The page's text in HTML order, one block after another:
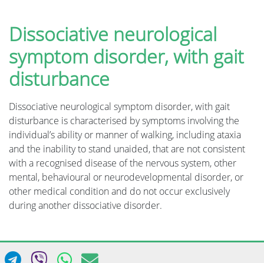
Dissociative neurological
symptom disorder, with gait
disturbance
Dissociative neurological symptom disorder, with gait
disturbance is characterised by symptoms involving the
individual’s ability or manner of walking, including ataxia
and the inability to stand unaided, that are not consistent
with a recognised disease of the nervous system, other
mental, behavioural or neurodevelopmental disorder, or
other medical condition and do not occur exclusively
during another dissociative disorder.